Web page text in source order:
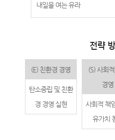
내일을 여는 유라
전략
(E) 친환경 경영
탄소중립 및 친환
경 경영 실현
(S) 사회
경영
사회적 책
유가치